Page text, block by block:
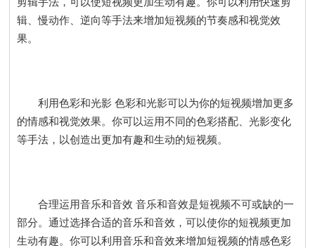
剪辑手法，可以使短视频更加生动有趣。你可以利用快速剪
辑、慢动作、逆向等手法来增加短视频的节奏感和视觉效
果。
利用色彩和光影 色彩和光影可以为你的短视频增加更多
的情感和视觉效果。你可以运用不同的色彩搭配、光影变化
等手法，以创造出更加有趣和生动的短视频。
合理运用音乐和音效 音乐和音效是短视频不可或缺的一
部分。通过选择合适的音乐和音效，可以使你的短视频更加
生动有趣。你可以利用音乐和音效来增加短视频的情感色彩